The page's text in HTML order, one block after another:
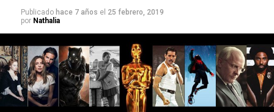
Publicado hace 7 años el 25 febrero, 2019
por Nathalia